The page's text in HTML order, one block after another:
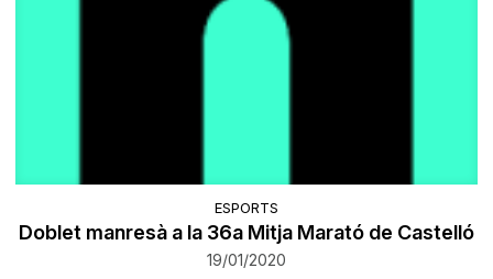
ESPORTS
Doblet manresà a la 36a Mitja Marató de Castelló
19/01/2020